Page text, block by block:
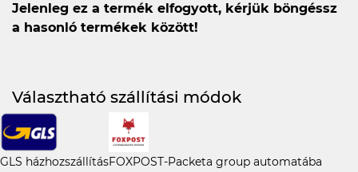
Jelenleg ez a termék elfogyott, kérjük böngéssz
a hasonló termékek között!
Választható szállítási módok
GLS házhozszállításFOXPOST-Packeta group automatába